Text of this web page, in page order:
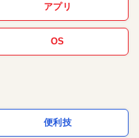
アプリ
OS
便利技